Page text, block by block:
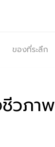
ของที่ระลึก
วภาพ